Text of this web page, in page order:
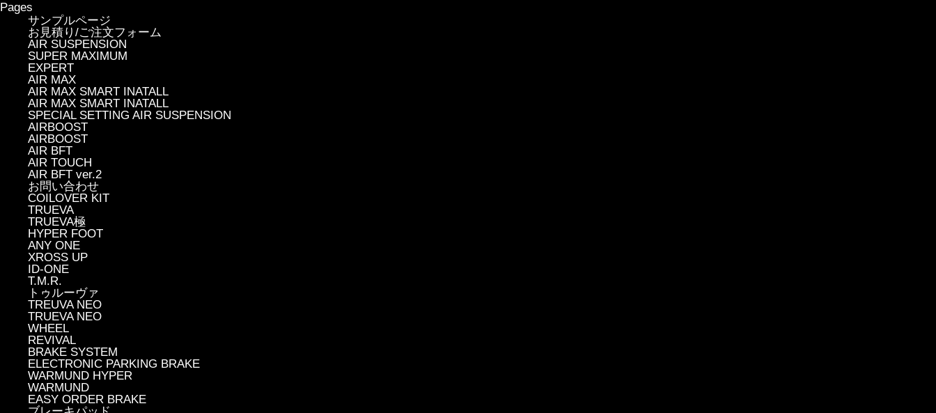
Pages
サンプルページ
お見積り/ご注文フォーム
AIR SUSPENSION
SUPER MAXIMUM
EXPERT
AIR MAX
AIR MAX SMART INATALL
AIR MAX SMART INATALL
SPECIAL SETTING AIR SUSPENSION
AIRBOOST
AIRBOOST
AIR BFT
AIR TOUCH
AIR BFT ver.2
お問い合わせ
COILOVER KIT
TRUEVA
TRUEVA極
HYPER FOOT
ANY ONE
XROSS UP
ID-ONE
T.M.R.
トゥルーヴァ
TREUVA NEO
TRUEVA NEO
WHEEL
REVIVAL
BRAKE SYSTEM
ELECTRONIC PARKING BRAKE
WARMUND HYPER
WARMUND
EASY ORDER BRAKE